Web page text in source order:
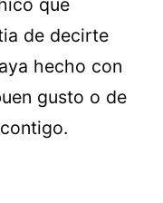
que
de decirte
hecho con
gusto o de